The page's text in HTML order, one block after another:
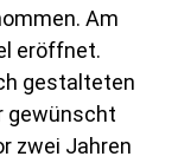
Am
eröffnet.
gestalteten
gewünscht
zwei Jahren